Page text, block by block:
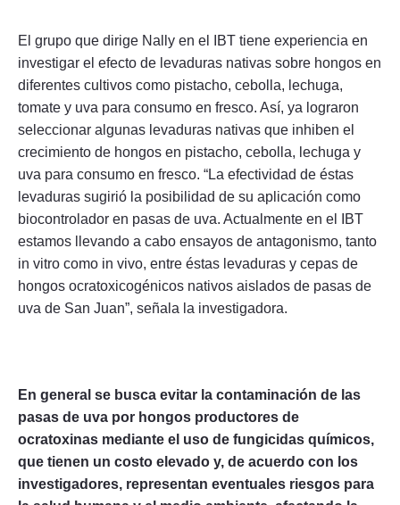
El grupo que dirige Nally en el IBT tiene experiencia en
investigar el efecto de levaduras nativas sobre hongos en
diferentes cultivos como pistacho, cebolla, lechuga,
tomate y uva para consumo en fresco. Así, ya lograron
seleccionar algunas levaduras nativas que inhiben el
crecimiento de hongos en pistacho, cebolla, lechuga y
uva para consumo en fresco. “La efectividad de éstas
levaduras sugirió la posibilidad de su aplicación como
biocontrolador en pasas de uva. Actualmente en el IBT
estamos llevando a cabo ensayos de antagonismo, tanto
in vitro como in vivo, entre éstas levaduras y cepas de
hongos ocratoxicogénicos nativos aislados de pasas de
uva de San Juan”, señala la investigadora.
En general se busca evitar la contaminación de las
pasas de uva por hongos productores de
ocratoxinas mediante el uso de fungicidas químicos,
que tienen un costo elevado y, de acuerdo con los
investigadores, representan eventuales riesgos para